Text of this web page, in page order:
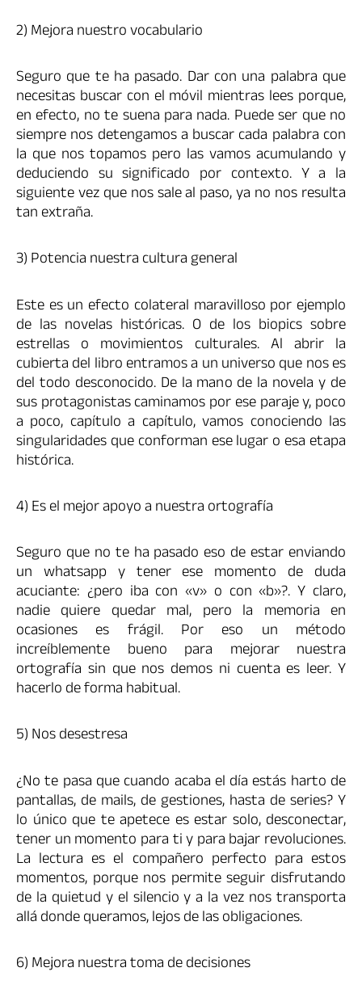
2) Mejora nuestro vocabulario
Seguro que te ha pasado. Dar con una palabra que
necesitas buscar con el móvil mientras lees porque,
en efecto, no te suena para nada. Puede ser que no
siempre nos detengamos a buscar cada palabra con
la que nos topamos pero las vamos acumulando y
deduciendo su significado por contexto. Y a la
siguiente vez que nos sale al paso, ya no nos resulta
tan extraña.
3) Potencia nuestra cultura general
Este es un efecto colateral maravilloso por ejemplo
de las novelas históricas. O de los biopics sobre
estrellas o movimientos culturales. Al abrir la
cubierta del libro entramos a un universo que nos es
del todo desconocido. De la mano de la novela y de
sus protagonistas caminamos por ese paraje y, poco
a poco, capítulo a capítulo, vamos conociendo las
singularidades que conforman ese lugar o esa etapa
histórica.
4) Es el mejor apoyo a nuestra ortografía
Seguro que no te ha pasado eso de estar enviando
un whatsapp y tener ese momento de duda
acuciante: ¿pero iba con «v» o con «b»?. Y claro,
nadie quiere quedar mal, pero la memoria en
ocasiones es frágil. Por eso un método
increíblemente bueno para mejorar nuestra
ortografía sin que nos demos ni cuenta es leer. Y
hacerlo de forma habitual.
5) Nos desestresa
¿No te pasa que cuando acaba el día estás harto de
pantallas, de mails, de gestiones, hasta de series? Y
lo único que te apetece es estar solo, desconectar,
tener un momento para ti y para bajar revoluciones.
La lectura es el compañero perfecto para estos
momentos, porque nos permite seguir disfrutando
de la quietud y el silencio y a la vez nos transporta
allá donde queramos, lejos de las obligaciones.
6) Mejora nuestra toma de decisiones